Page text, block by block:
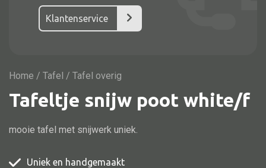
Nachtkast
Kast overige
TV meubel
Rek
Klantenservice
Home / Tafel / Tafel overig
Tafeltje snijw poot white/f
mooie tafel met snijwerk uniek.
Uniek en handgemaakt